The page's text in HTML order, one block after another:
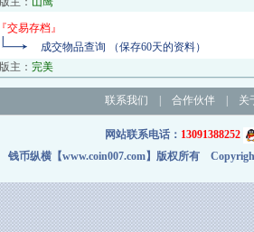
『交易存档』
成交物品查询 （保存60天的资料）
版主： 完美
联系我们 合作伙伴| 关
网站联系电话： 13091388252
钱币纵横【www.coin007.com】版权所有